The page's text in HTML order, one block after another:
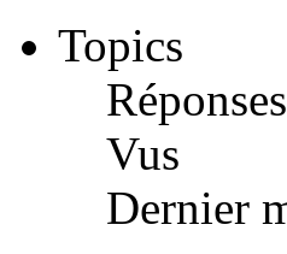
Topics
Réponses
Vus
Dernier